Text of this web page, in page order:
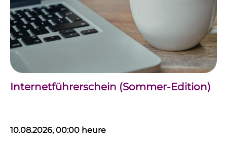
Internetführerschein (Sommer-Edition)
10.08.2026, 00:00 heure